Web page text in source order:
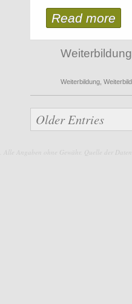
Read more
Weiterbildung
Weiterbildung
Older Entries
Alle Angaben ohne Gewähr. Quelle der